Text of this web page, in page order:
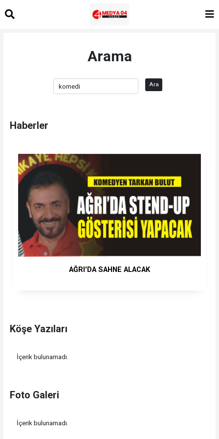
Arama
Ara
Haberler
AĞRI'DA SAHNE ALACAK
Köşe Yazıları
İçerik bulunamadı.
Foto Galeri
İçerik bulunamadı.